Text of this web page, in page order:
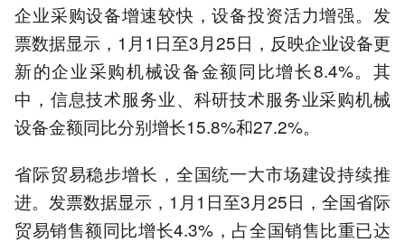
企业采购设备增速较快，设备投资活力增强。发
票数据显示，1月1日至3月25日，反映企业设备更
新的企业采购机械设备金额同比增长8.4%。其
中，信息技术服务业、科研技术服务业采购机械
设备金额同比分别增长15.8%和27.2%。
省际贸易稳步增长，全国统一大市场建设持续推
进。发票数据显示，1月1日至3月25日，全国省际
贸易销售额同比增长4.3%，占全国销售比重已达